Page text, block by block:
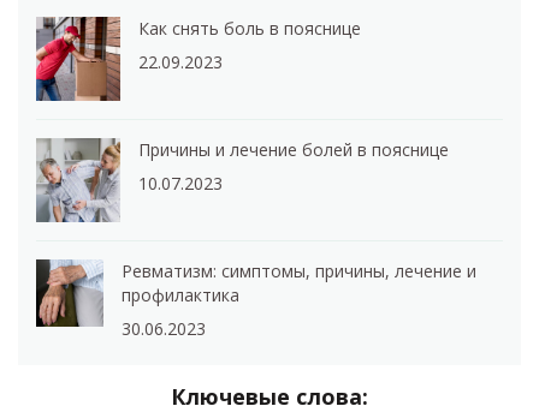
Как снять боль в пояснице
22.09.2023
Причины и лечение болей в пояснице
10.07.2023
Ревматизм: симптомы, причины, лечение и
профилактика
30.06.2023
Ключевые слова: